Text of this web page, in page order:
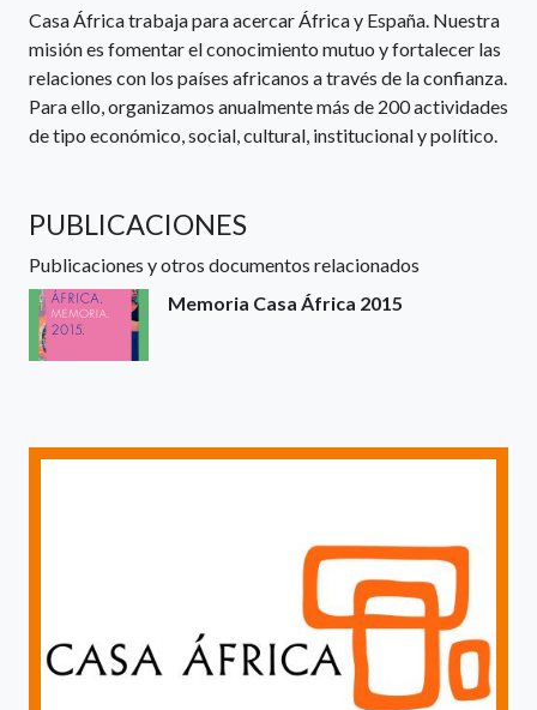
Casa África trabaja para acercar África y España. Nuestra
misión es fomentar el conocimiento mutuo y fortalecer las
relaciones con los países africanos a través de la confianza.
Para ello, organizamos anualmente más de 200 actividades
de tipo económico, social, cultural, institucional y político.
PUBLICACIONES
Publicaciones y otros documentos relacionados
Memoria Casa África 2015